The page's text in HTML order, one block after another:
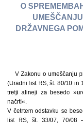
O
DRŽAVNEGA
V Zakonu o umeščanju
(Uradni list RS, št. 80/10 in
tretji alineji za besedo
načrti«.
V četrtem odstavku se
list RS, št. 33/07, 70/08